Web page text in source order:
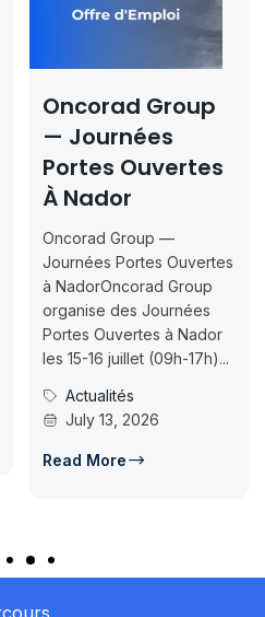
Oncorad Group
— Journées
Portes Ouvertes
À Nador
Oncorad Group —
Journées Portes Ouvertes
à NadorOncorad Group
organise des Journées
Portes Ouvertes à Nador
les 15-16 juillet (09h-17h)...
Actualités
July 13, 2026
Read More